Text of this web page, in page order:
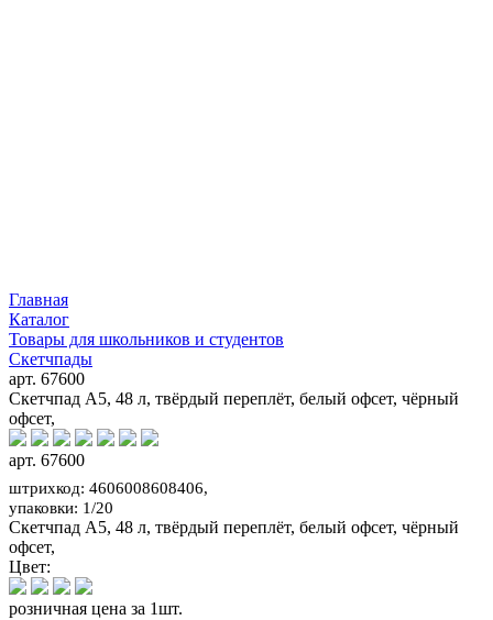
Главная
Каталог
Товары для школьников и студентов
Скетчпады
арт. 67600
Скетчпад А5, 48 л, твёрдый переплёт, белый офсет, чёрный
офсет,
арт. 67600
штрихкод: 4606008608406,
упаковки: 1/20
Скетчпад А5, 48 л, твёрдый переплёт, белый офсет, чёрный
офсет,
Цвет:
розничная цена за 1шт.